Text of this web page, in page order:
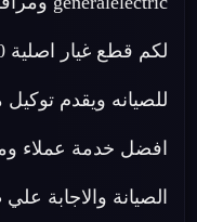
افضل خدمة عملاء
الصيانة والاجابة